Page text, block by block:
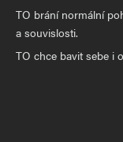
TO brání normální
a souvislosti.
TO chce bavit sebe i